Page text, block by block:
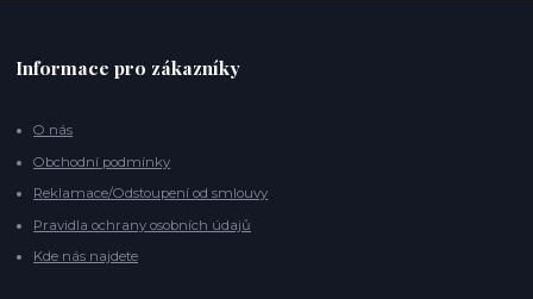
Informace pro zákazníky
O nás
Obchodní podmínky
Reklamace/Odstoupení od smlouvy
Pravidla ochrany osobních údajů
Kde nás najdete